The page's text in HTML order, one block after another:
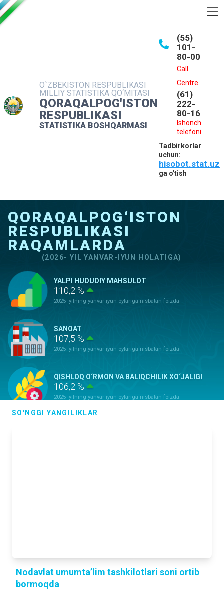
O`ZBEKISTON RESPUBLIKASI
MILLIY STATISTIKA QO‘MITASI
QORAQALPOG'ISTON
RESPUBLIKASI
STATISTIKA BOSHQARMASI
(55)
101-
80-00
Call
Centre
(61)
222-
80-16
Ishonch
telefoni
Tadbirkorlar
uchun:
hisobot.stat.uz
ga o'tish
INTERAKTIV XIZMATLAR
MATBUOT XIZMATI
MUROJAATLAR
QORAQALPOG‘ISTON
RESPUBLIKASI
RAQAMLARDA
(2026- YIL YANVAR-IYUN HOLATIGA)
YALPI HUDUDIY MAHSULOT
110,2 %
2025- yilning yanvar-iyun oylariga nisbatan foizda
SANOAT
107,5 %
2025- yilning yanvar-iyun oylariga nisbatan foizda
QISHLOQ O‘RMON VA BALIQCHILIK XO‘JALIGI
106,2 %
2025- yilning yanvar-iyun oylariga nisbatan foizda
YO‘LOVCHI AYLANMASI
105,1 %
2025- yilning yanvar-iyun oylariga nisbatan foizda
SO'NGGI YANGILIKLAR
Nodavlat umumta’lim tashkilotlari soni ortib
bormoqda